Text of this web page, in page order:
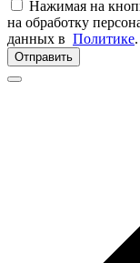
Нажимая на
на обработку
данных в Политике.
Отправить